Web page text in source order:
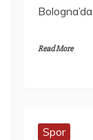
Read More
Spor